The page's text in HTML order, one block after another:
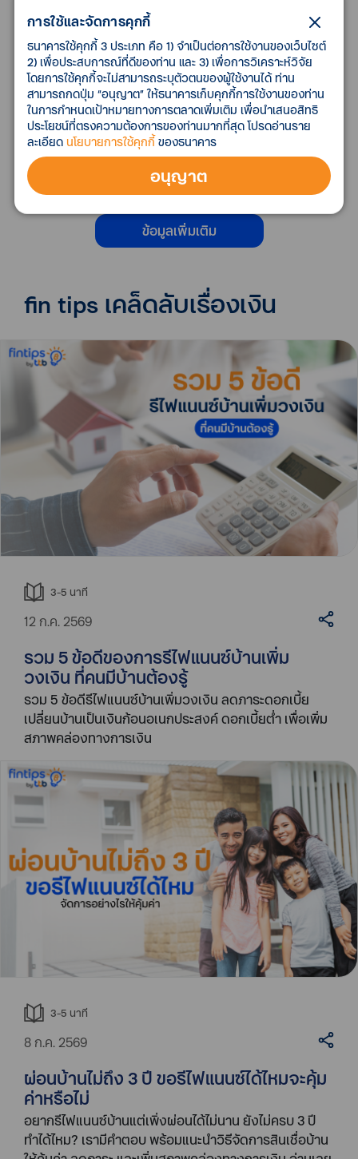
แอปได้ทันที หรือจะดูรายละเอียดสินเชื่อ อยากจ่ายค่า
งวดที่ไหน เมื่อไหร่ ก็สะดวก
สินเชื่อเพื่อธุรกิจ SME
ให้ธุรกิจของคุณไม่สะดุด จะเงินฝากหรือเงินกู้ จะ
บัญชีส่วนตัวหรือบัญชีธุรกิจก็จัดการทุกธรุกรรมได้
ง่ายในที่เดียว
ติดตั้ง
ข้อมูลเพิ่มเติม
fin tips เคล็ดลับเรื่องเงิน
3-5 นาที
12 ก.ค. 2569
รวม 5 ข้อดีของการรีไฟแนนซ์บ้านเพิ่ม
วงเงิน ที่คนมีบ้านต้องรู้
รวม 5 ข้อดีรีไฟแนนซ์บ้านเพิ่มวงเงิน ลดภาระดอกเบี้ย
เปลี่ยนบ้านเป็นเงินก้อนอเนกประสงค์ ดอกเบี้ยต่ำ เพื่อเพิ่ม
สภาพคล่องทางการเงิน
3-5 นาที
8 ก.ค. 2569
ผ่อนบ้านไม่ถึง 3 ปี ขอรีไฟแนนซ์ได้ไหมจะคุ้ม
ค่าหรือไม่
อยากรีไฟแนนซ์บ้านแต่เพิ่งผ่อนได้ไม่นาน ยังไม่ครบ 3 ปี
ทำได้ไหม? เรามีคำตอบ พร้อมแนะนำวิธีจัดการสินเชื่อบ้าน
การใช้และจัดการคุกกี้
ธนาคารใช้คุกกี้ 3 ประเภท คือ 1) จำเป็นต่อการใช้งานของเว็บไซต์
2) เพื่อประสบการณ์ที่ดีของท่าน และ 3) เพื่อการวิเคราะห์วิจัย
โดยการใช้คุกกี้จะไม่สามารถระบุตัวตนของผู้ใช้งานได้ ท่าน
สามารถกดปุ่ม “อนุญาต” ให้ธนาคารเก็บคุกกี้การใช้งานของท่าน
ในการกำหนดเป้าหมายทางการตลาดเพิ่มเติม เพื่อนำเสนอสิทธิ
ประโยชน์ที่ตรงความต้องการของท่านมากที่สุด โปรดอ่านราย
ละเอียด นโยบายการใช้คุกกี้ของธนาคาร
อนุญาต